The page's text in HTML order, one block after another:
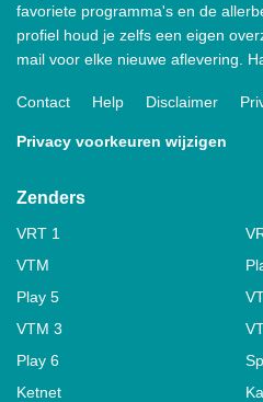
favoriete programma's en de
profiel houd je zelfs een eigen
mail voor elke nieuwe aflevering.
Contact Help Disclaimer
Privacy voorkeuren wijzigen
Zenders
VRT 1
VTM
Play 5
VTM 3
Play 6
Ketnet